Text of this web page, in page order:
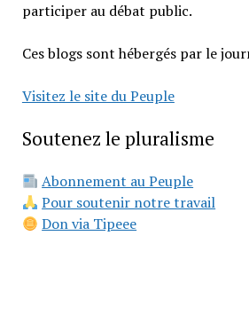
participer au débat public.
Ces blogs sont hébergés par le
Visitez le site du Peuple
Soutenez le pluralisme
Abonnement au Peuple
Pour soutenir notre travail
Don via Tipeee